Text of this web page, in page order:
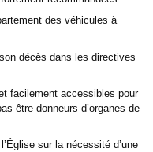
des véhicules à
décès dans les directives
facilement accessibles pour
être donneurs d’organes de
sur la nécessité d’une